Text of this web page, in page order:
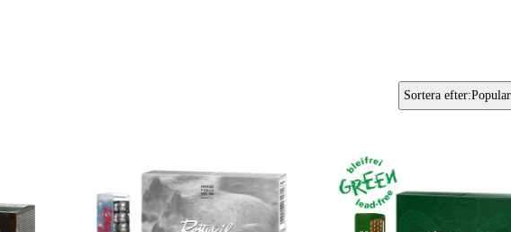
Sortera efter: